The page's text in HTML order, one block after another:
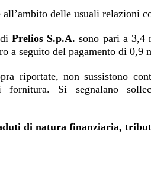
delle usuali relazioni
diPrelios S.p.A. sono pari a 3,4
a seguito del pagamento di 0,9
riportate, non sussistono
fornitura. Si segnalano
di natura finanziaria,